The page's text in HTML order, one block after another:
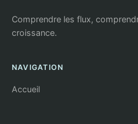
Comprendre les flux,
croissance.
NAVIGATION
Accueil